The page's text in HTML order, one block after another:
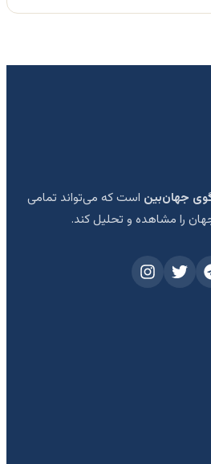
جهان‌بین است که می‌تواند تمامی
را مشاهده و تحلیل کند.